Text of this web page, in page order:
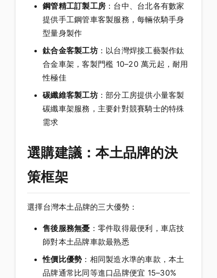
鋼管精工訂製工房 ：台中、台北各有數家
提供手工鋼管車客製服務，每輛依騎手身
型量身製作
鈦合金客製工坊：以台灣焊接工藝製作鈦
合金車架，客製門檻 10–20 萬元起，耐用
性極佳
碳纖維客製工坊：部分工房提供小量客製
碳纖車架服務，主要針對競賽騎士的特殊
需求
選購建議：本土品牌的決
策框架
選擇台灣本土品牌的三大優勢：
售後服務無憂 ：零件取得最便利，車店技
師對本土品牌車款最熟悉
性價比優勢 ：相同製造水準的車款，本土
品牌通常比同等進口品牌便宜 15–30%